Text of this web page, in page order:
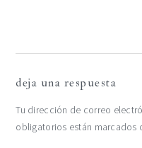
deja una respuesta
Tu dirección de correo
obligatorios están marcados